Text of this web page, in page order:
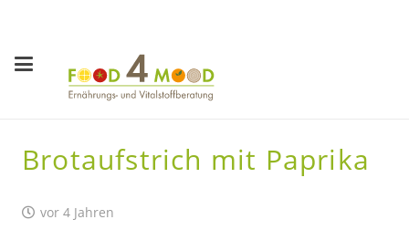
Brotaufstrich mit Paprika
vor 4 Jahren